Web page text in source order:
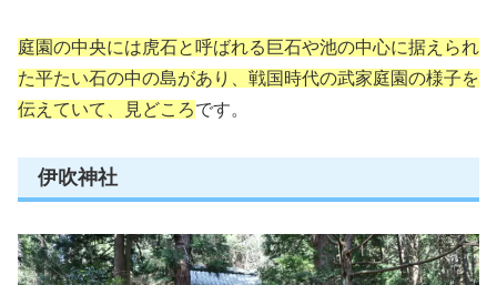
庭園の中央には虎石と呼ばれる巨石や池の中心に据えられ
た平たい石の中の島があり、戦国時代の武家庭園の様子を
伝えていて、見どころです。
伊吹神社